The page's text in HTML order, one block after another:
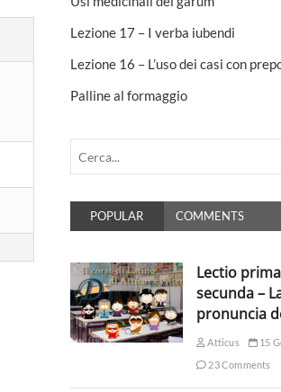
Lezione 17 – I verba iubendi
Lezione 16 – L’uso dei casi con
Palline al formaggio
POPULAR COMMENTS
Lectio
secunda –
pronuncia
Atticus
15
23 Comments